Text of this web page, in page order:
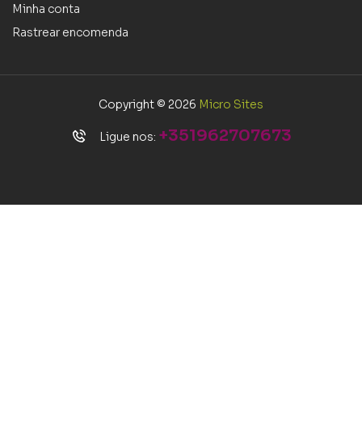
Minha conta
Rastrear encomenda
Copyright © 2026 Micro Sites
Ligue nos: +351962707673